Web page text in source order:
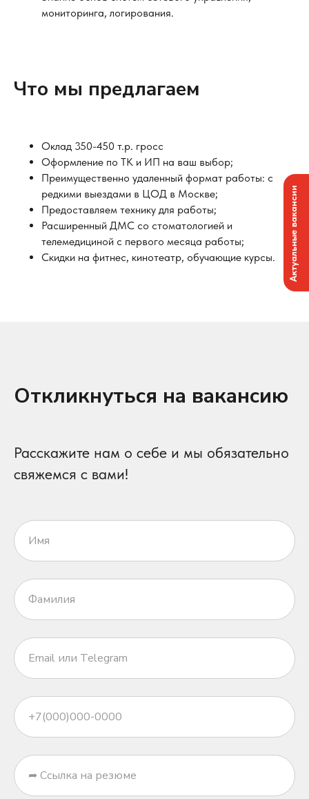
Актуальные вакансии
мониторинга, логирования.
Что мы предлагаем
Оклад 350-450 т.р. гросс
Оформление по ТК и ИП на ваш выбор;
Преимущественно удаленный формат работы: с
редкими выездами в ЦОД в Москве;
Предоставляем технику для работы;
Расширенный ДМС со стоматологией и
телемедициной с первого месяца работы;
Скидки на фитнес, кинотеатр, обучающие курсы.
Откликнуться на вакансию
Расскажите нам о себе и мы обязательно
свяжемся с вами!